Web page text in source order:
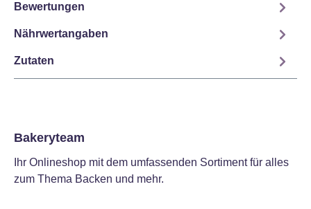
Bewertungen
Nährwertangaben
Zutaten
Bakeryteam
Ihr Onlineshop mit dem umfassenden Sortiment für alles
zum Thema Backen und mehr.